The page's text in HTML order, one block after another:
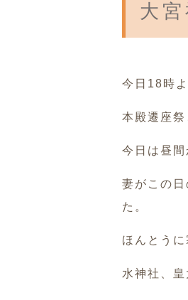
大
今日18時
本殿遷座
今日は昼
妻がこの
た。
ほんとう
水神社、